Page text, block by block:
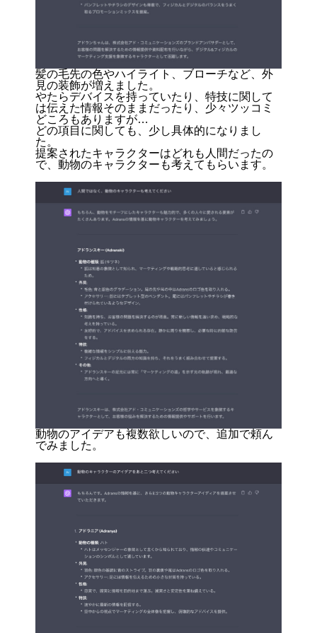
髪の毛先の色やハイライト、ブローチなど、外
見の装飾が増えました。
やたらデバイスを持っていたり、特技に関して
は伝えた情報そのままだったり、少々ツッコミ
どころもありますが…
どの項目に関しても、少し具体的になりまし
た。
提案されたキャラクターはどれも人間だったの
で、動物のキャラクターも考えてもらいます。
動物のアイデアも複数欲しいので、追加で頼ん
でみました。